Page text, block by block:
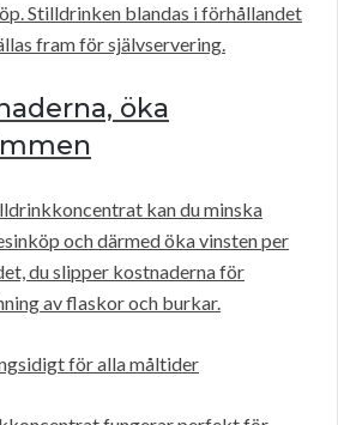
Stilldrinken blandas i förhållandet
fram för självservering.
öka
kan du minska
och därmed öka vinsten per
du slipper kostnaderna för
av flaskor och burkar.
för alla måltider